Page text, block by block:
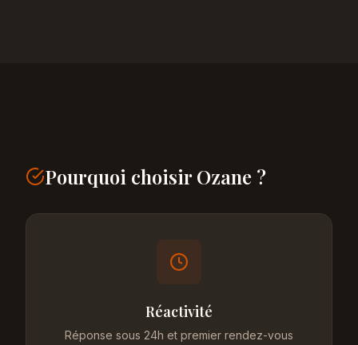
Pourquoi choisir Ozane ?
Réactivité
Réponse sous 24h et premier rendez-vous